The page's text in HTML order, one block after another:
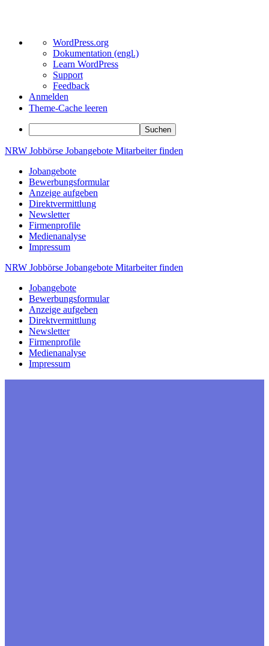
Über
WordPress
WordPress.org
Dokumentation (engl.)
Learn WordPress
Support
Feedback
Anmelden
Theme-Cache leeren
Suchen
Zum
springen
NRW Jobbörse Jobangebote Mitarbeiterfinden
Jobangebote
Bewerbungsformular
Anzeige aufgeben
Direktvermittlung
Newsletter
Firmenprofile
Medienanalyse
Impressum
NRW Jobbörse Jobangebote Mitarbeiterfinden
Jobangebote
Bewerbungsformular
Anzeige aufgeben
Direktvermittlung
Newsletter
Firmenprofile
Medienanalyse
Impressum